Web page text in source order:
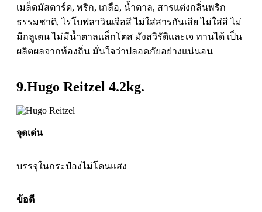
เมล็ดมัสตาร์ด, พริก, เกลือ, น้ำตาล, สารแต่งกลิ่นพริก
ธรรมชาติ, ไรโบฟลาวินเจือสี ไม่ใส่สารกันเสีย ไม่ใส่สี ไม่
มีกลูเตน ไม่มีน้ำตาลเเล็กโตส มังสวิรัติเเละเจ ทานได้ เป็น
ผลิตผลจากท้องถิ่น มั่นใจว่าปลอดภัยอย่างแน่นอน
9.Hugo Reitzel 4.2kg.
จุดเด่น
บรรจุในกระป๋องไม่โดนแสง
ข้อดี